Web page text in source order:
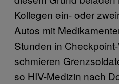
Kollegen ein- oder
Autos mit
Stunden in
schmieren
so HIV-Medizin nach